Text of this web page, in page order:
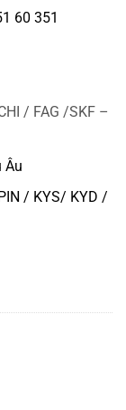
60 351
/ FAG /SKF –
Âu
/ KYS/ KYD /